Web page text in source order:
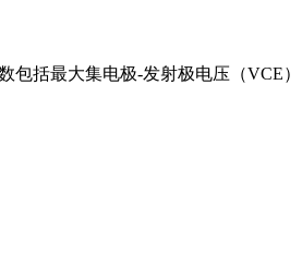
括最大集电极-发射极电压（VCE